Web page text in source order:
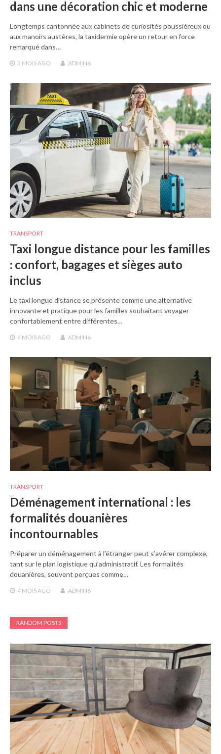
dans une décoration chic et moderne
Longtemps cantonnée aux cabinets de curiosités poussiéreux ou
aux manoirs austères, la taxidermie opère un retour en force
remarqué dans…
3 MOISAGO ADMIN6
TRANSPORT
Taxi longue distance pour les familles
: confort, bagages et sièges auto
inclus
Le taxi longue distance se présente comme une alternative
innovante et pratique pour les familles souhaitant voyager
confortablement entre différentes…
4 MOISAGO ADMIN6
TRANSPORT
Déménagement international : les
formalités douanières
incontournables
Préparer un déménagement à l’étranger peut s’avérer complexe,
tant sur le plan logistique qu’administratif. Les formalités
douanières, souvent perçues comme…
4 MOISAGO ADMIN6
RANDOM POSTS